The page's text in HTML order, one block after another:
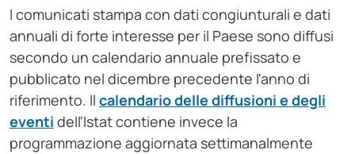
I comunicati stampa con dati congiunturali e dati
annuali di forte interesse per il Paese sono diffusi
secondo un calendario annuale prefissato e
pubblicato nel dicembre precedente l'anno di
riferimento. Il calendario delle diffusioni e degli
eventi dell'Istat contiene invece la
programmazione aggiornata settimanalmente